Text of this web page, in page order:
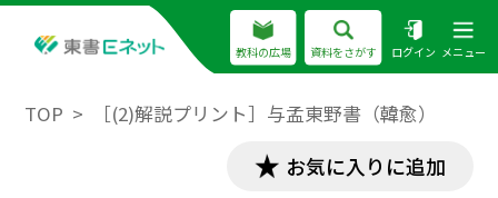
教科の広場 資料をさがす ログイン メニュー
TOP ［(2)解説プリント］与孟東野書（韓愈）
お気に入りに追加